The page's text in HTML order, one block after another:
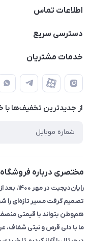
اطلاعات تماس
۰۲۱91095320 - 09120057355 - 09915561288
حضوری از قبل با
دسترسی سریع
حساب کاربری
لیست محصولات
تماس با ما
خدمات مشتریان
قوانین و مقررات
حریم خصوصی
راهنما
از جدید‌ترین تخفیف‌ها با‌
مختصری درباره فروشگاه
تصمیم گرفت مسیر تازه‌ای را
هم‌وطن بتواند با قیمتی
ما با دلی قرص و نیتی شفاف،